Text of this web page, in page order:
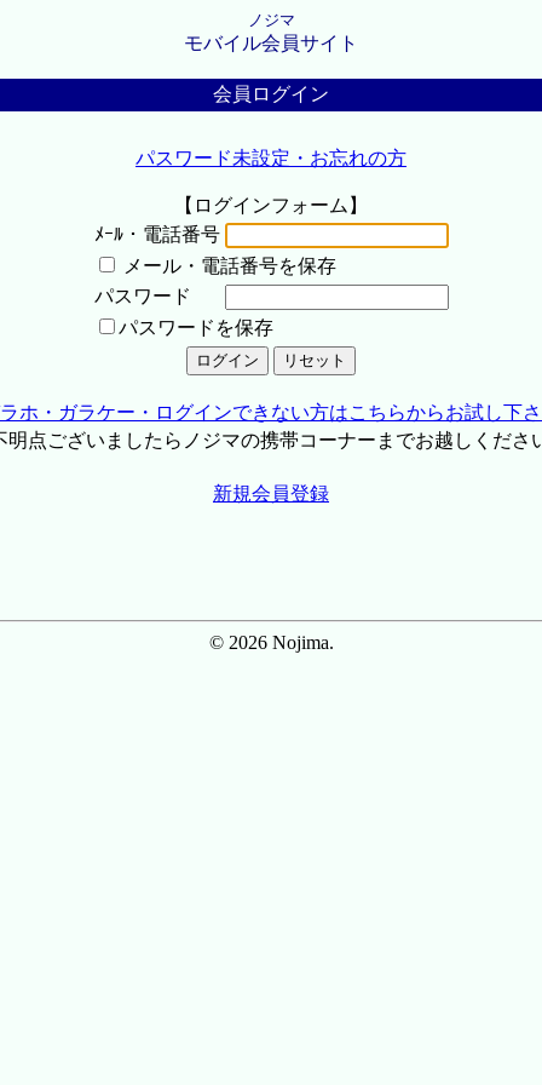
ノジマ
モバイル会員サイト
会員ログイン
パスワード未設定・お忘れの方
【ログインフォーム】
ﾒｰﾙ・電話番号
メール・電話番号を保存
パスワード
パスワードを保存
ホ・ガラケー・ログインできない方はこちらからお試し下
点ございましたらノジマの携帯コーナーまでお越しくださ
新規会員登録
© 2026 Nojima.